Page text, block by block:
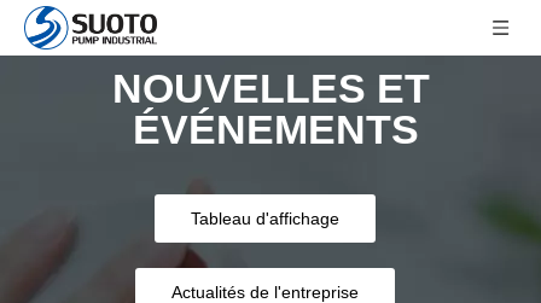
NOUVELLES ET
ÉVÉNEMENTS
Tableau d'affichage
Actualités de l'entreprise